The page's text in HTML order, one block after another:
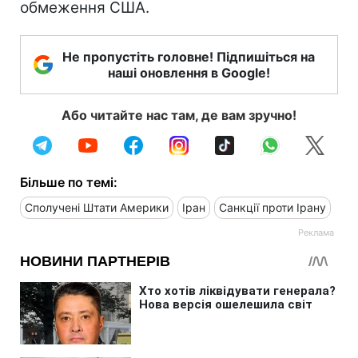
обмеження США.
Не пропустіть головне! Підпишіться на
наші оновлення в Google!
Або читайте нас там, де вам зручно!
Більше по темі:
Сполучені Штати Америки Іран Санкції проти Ірану